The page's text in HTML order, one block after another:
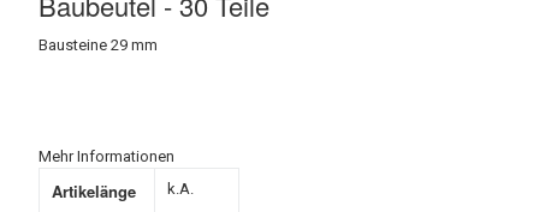
Bausteine 29 mm
Mehr Informationen
Informationen
Artikelänge k.A.